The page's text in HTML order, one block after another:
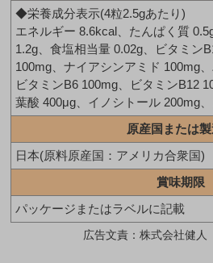
◆栄養成分表示(4粒2.5gあたり)
エネルギー 8.6kcal、たんぱく質
1.2g、食塩相当量 0.02g、ビタミン
100mg、ナイアシンアミド 100mg
ビタミンB6 100mg、ビタミンB12
葉酸 400μg、イノシトール 200mg
原産国または
日本(原料原産国：アメリカ合衆国)
賞味期限
パッケージまたはラベルに記載
広告文責：株式会社健